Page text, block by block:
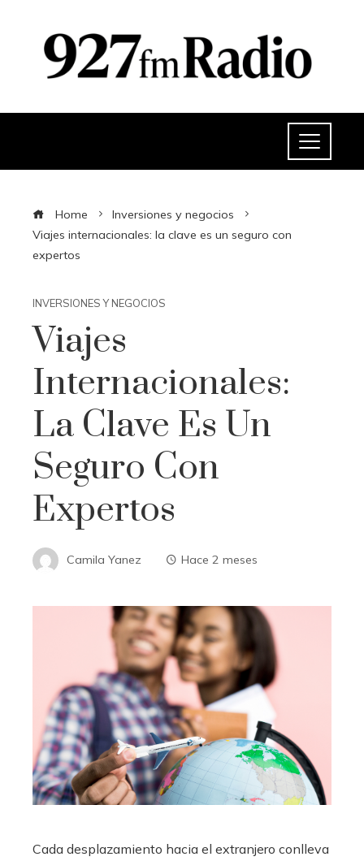
Home
Inversiones y negocios
Viajes internacionales: la clave es un seguro con
expertos
INVERSIONES Y NEGOCIOS
Viajes
Internacionales:
La Clave Es Un
Seguro Con
Expertos
Camila Yanez Hace 2 meses
Cada desplazamiento hacia el extranjero conlleva